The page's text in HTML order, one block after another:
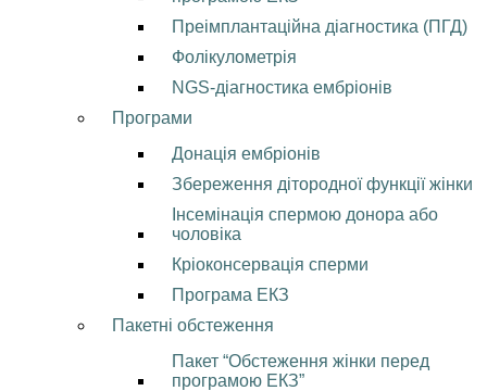
Преімплантаційна діагностика (ПГД)
Фолікулометрія
NGS-діагностика ембріонів
Програми
Донація ембріонів
Збереження дітородної функції жінки
Інсемінація спермою донора або
чоловіка
Кріоконсервація сперми
Програма ЕКЗ
Пакетні обстеження
Пакет “Обстеження жінки перед
програмою ЕКЗ”